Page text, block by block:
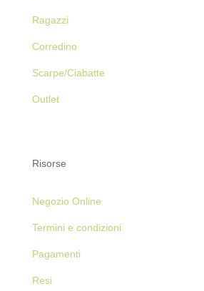
Ragazzi
Corredino
Scarpe/Ciabatte
Outlet
Risorse
Negozio Online
Termini e condizioni
Pagamenti
Resi